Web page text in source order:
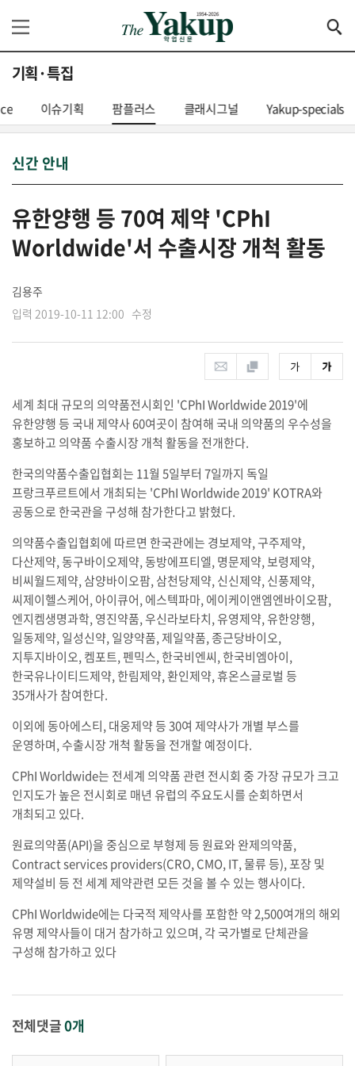
기획·특집
이슈기획 팜플러스 클래시그널 Yakup-specials
신간 안내
유한양행 등 70여 제약 'CPhI
Worldwide'서 수출시장 개척 활동
김용주
입력 2019-10-11 12:00 수정
세계 최대 규모의 의약품전시회인 'CPhI Worldwide 2019'에
유한양행 등 국내 제약사 60여곳이 참여해 국내 의약품의 우수성을
홍보하고 의약품 수출시장 개척 활동을 전개한다.
한국의약품수출입협회는 11월 5일부터 7일까지 독일
프랑크푸르트에서 개최되는 'CPhI Worldwide 2019' KOTRA와
공동으로 한국관을 구성해 참가한다고 밝혔다.
의약품수출입협회에 따르면 한국관에는 경보제약, 구주제약,
다산제약, 동구바이오제약, 동방에프티엘, 명문제약, 보령제약,
비씨월드제약, 삼양바이오팜, 삼천당제약, 신신제약, 신풍제약,
씨제이헬스케어, 아이큐어, 에스텍파마, 에이케이앤엠엔바이오팜,
엔지켐생명과학, 영진약품, 우신라보타치, 유영제약, 유한양행,
일동제약, 일성신약, 일양약품, 제일약품, 종근당바이오,
지투지바이오, 켐포트, 펜믹스, 한국비엔씨, 한국비엠아이,
한국유나이티드제약, 한림제약, 환인제약, 휴온스글로벌 등
35개사가 참여한다.
이외에 동아에스티, 대웅제약 등 30여 제약사가 개별 부스를
운영하며, 수출시장 개척 활동을 전개할 예정이다.
CPhI Worldwide는 전세계 의약품 관련 전시회 중 가장 규모가 크고
인지도가 높은 전시회로 매년 유럽의 주요도시를 순회하면서
개최되고 있다.
원료의약품(API)을 중심으로 부형제 등 원료와 완제의약품,
Contract services providers(CRO, CMO, IT, 물류 등), 포장 및
제약설비 등 전 세계 제약관련 모든 것을 볼 수 있는 행사이다.
CPhI Worldwide에는 다국적 제약사를 포함한 약 2,500여개의 해외
유명 제약사들이 대거 참가하고 있으며, 각 국가별로 단체관을
구성해 참가하고 있다
전체댓글0개